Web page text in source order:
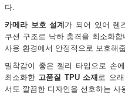
다.
카메라 보호 설계가 되어 있어 렌
쿠션 구조로 낙하 충격을 최소화
사용 환경에서 안정적으로 보호해
밀착감이 좋은 젤리 타입으로 손
최소화한 고품질 TPU 소재 로 오
서도 깔끔한 디자인을 선호하는 사